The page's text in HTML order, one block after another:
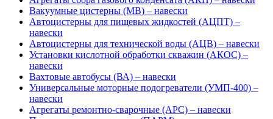
Вакуумные цистерны (МВ) – навески
Автоцистерны для пищевых жидкостей (АЦПТ) –
навески
Автоцистерны для технической воды (АЦВ) – навески
Установки кислотной обработки скважин (АКОС) –
навески
Вахтовые автобусы (ВА) – навески
Универсальные моторные подогреватели (УМП-400) –
навески
Агрегаты ремонтно-сварочные (АРС) – навески